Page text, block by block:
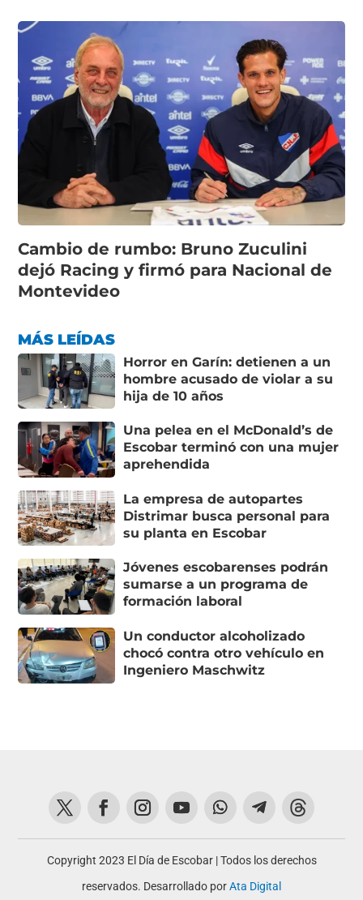
Cambio de rumbo: Bruno Zuculini
dejó Racing y firmó para Nacional de
Montevideo
MÁS LEÍDAS
Horror en Garín: detienen a un
hombre acusado de violar a su
hija de 10 años
Una pelea en el McDonald’s de
Escobar terminó con una mujer
aprehendida
La empresa de autopartes
Distrimar busca personal para
su planta en Escobar
Jóvenes escobarenses podrán
sumarse a un programa de
formación laboral
Un conductor alcoholizado
chocó contra otro vehículo en
Ingeniero Maschwitz
Copyright 2023 El Día de Escobar | Todos los derechos
reservados. Desarrollado porAta Digital